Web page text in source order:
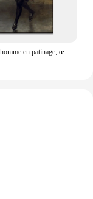
Portrait d'un homme en patinage, œuvre d'art classique, décoration murale, toile, affiche exclusive